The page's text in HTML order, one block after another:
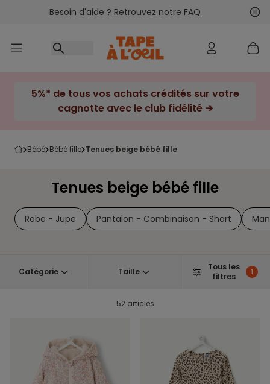
Accéder au contenu
Besoin d'aide ? Retrouvez notre FAQ
5%* de tous vos achats crédités sur votre
cagnotte avec le club fidélité ➔
bébé bébé fille tenues beige bébé fille
Tenues beige bébé fille
Robe - Jupe Pantalon - Combinaison - Short
Catégorie Taille
Tous les
filtres
1
52 articles